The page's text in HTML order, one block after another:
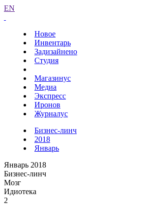
EN
Новое
Инвентарь
Задизайнено
Студия
Магазинус
Медиа
Экспресс
Иронов
Журналус
Бизнес-линч
2018
Январь
Январь 2018
Бизнес-линч
Мозг
Идиотека
2